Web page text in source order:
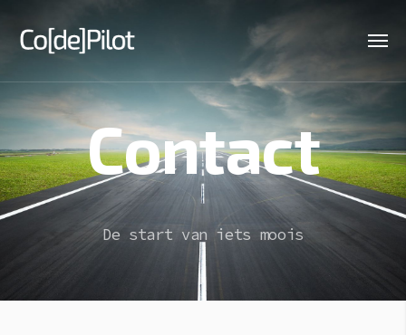
Contact
De start van iets moois